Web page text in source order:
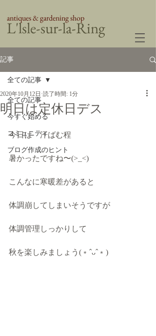
​L'lsle-sur-la-Ring
antiques & gardening shop
記事
全ての記事
今すぐ始める
コミュニティ
ブログ作成のヒント
全ての記事
明日は定休日デス
2020年10月12日 読了時間: 1分
今日は　汗ばむ程
暑かったですね〜(>_<)
こんなに寒暖差があると
体調崩してしまいそうですが
体調管理しっかりして
秋を楽しみましょう(﹡ˆᴗˆ﹡)